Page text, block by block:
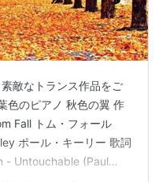
敵なトランス作品をご
色のピアノ 秋色の翼 作
Fall トム・フォール
ポール・キーリー 歌詞
- Untouchable (Paul